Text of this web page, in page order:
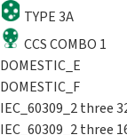
TYPE 3A
CCS COMBO 1
DOMESTIC_E
DOMESTIC_F
IEC_60309_2 three
IEC_60309_2 three